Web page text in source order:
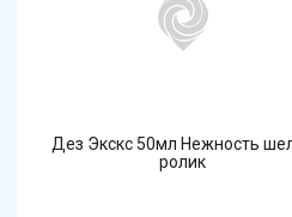
Дез Экскс 50мл Нежность
ролик